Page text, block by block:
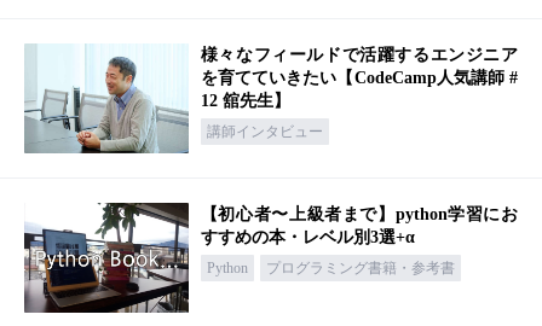
様々なフィールドで活躍するエンジニア
を育てていきたい【CodeCamp人気講師 #
12 舘先生】
講師インタビュー
【初心者〜上級者まで】python学習にお
すすめの本・レベル別3選+α
Python プログラミング書籍・参考書